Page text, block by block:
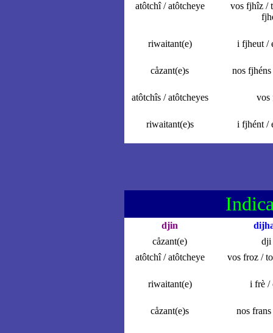
atôtchî / atôtcheye
vos fjhîz /
riwaitant(e) i fjheut /
cåzant(e)s nos
atôtchîs / atôtcheyes vos
riwaitant(e)s i fjhént /
djin
cåzant(e)
dji
atôtchî / atôtcheye
vos froz /
riwaitant(e) i frè /
cåzant(e)s nos